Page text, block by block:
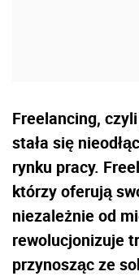
Freelancing,
stała się
rynku pracy.
którzy oferują
niezależnie od
rewolucjonizuje
przynosząc ze